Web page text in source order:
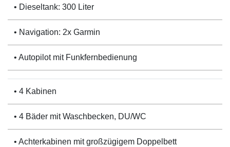
• Dieseltank: 300 Liter
• Navigation: 2x Garmin
• Autopilot mit Funkfernbedienung
• 4 Kabinen
• 4 Bäder mit Waschbecken, DU/WC
• Achterkabinen mit großzügigem Doppelbett